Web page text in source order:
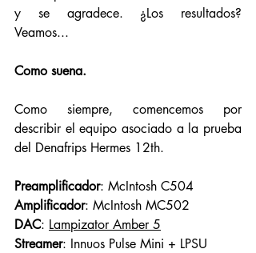
y se agradece. ¿Los resultados?
Veamos...
Como suena.
Como siempre, comencemos por
describir el equipo asociado a la prueba
del Denafrips Hermes 12th.
Preamplificador: McIntosh C504
Amplificador: McIntosh MC502
DAC: Lampizator Amber 5
Streamer: Innuos Pulse Mini + LPSU